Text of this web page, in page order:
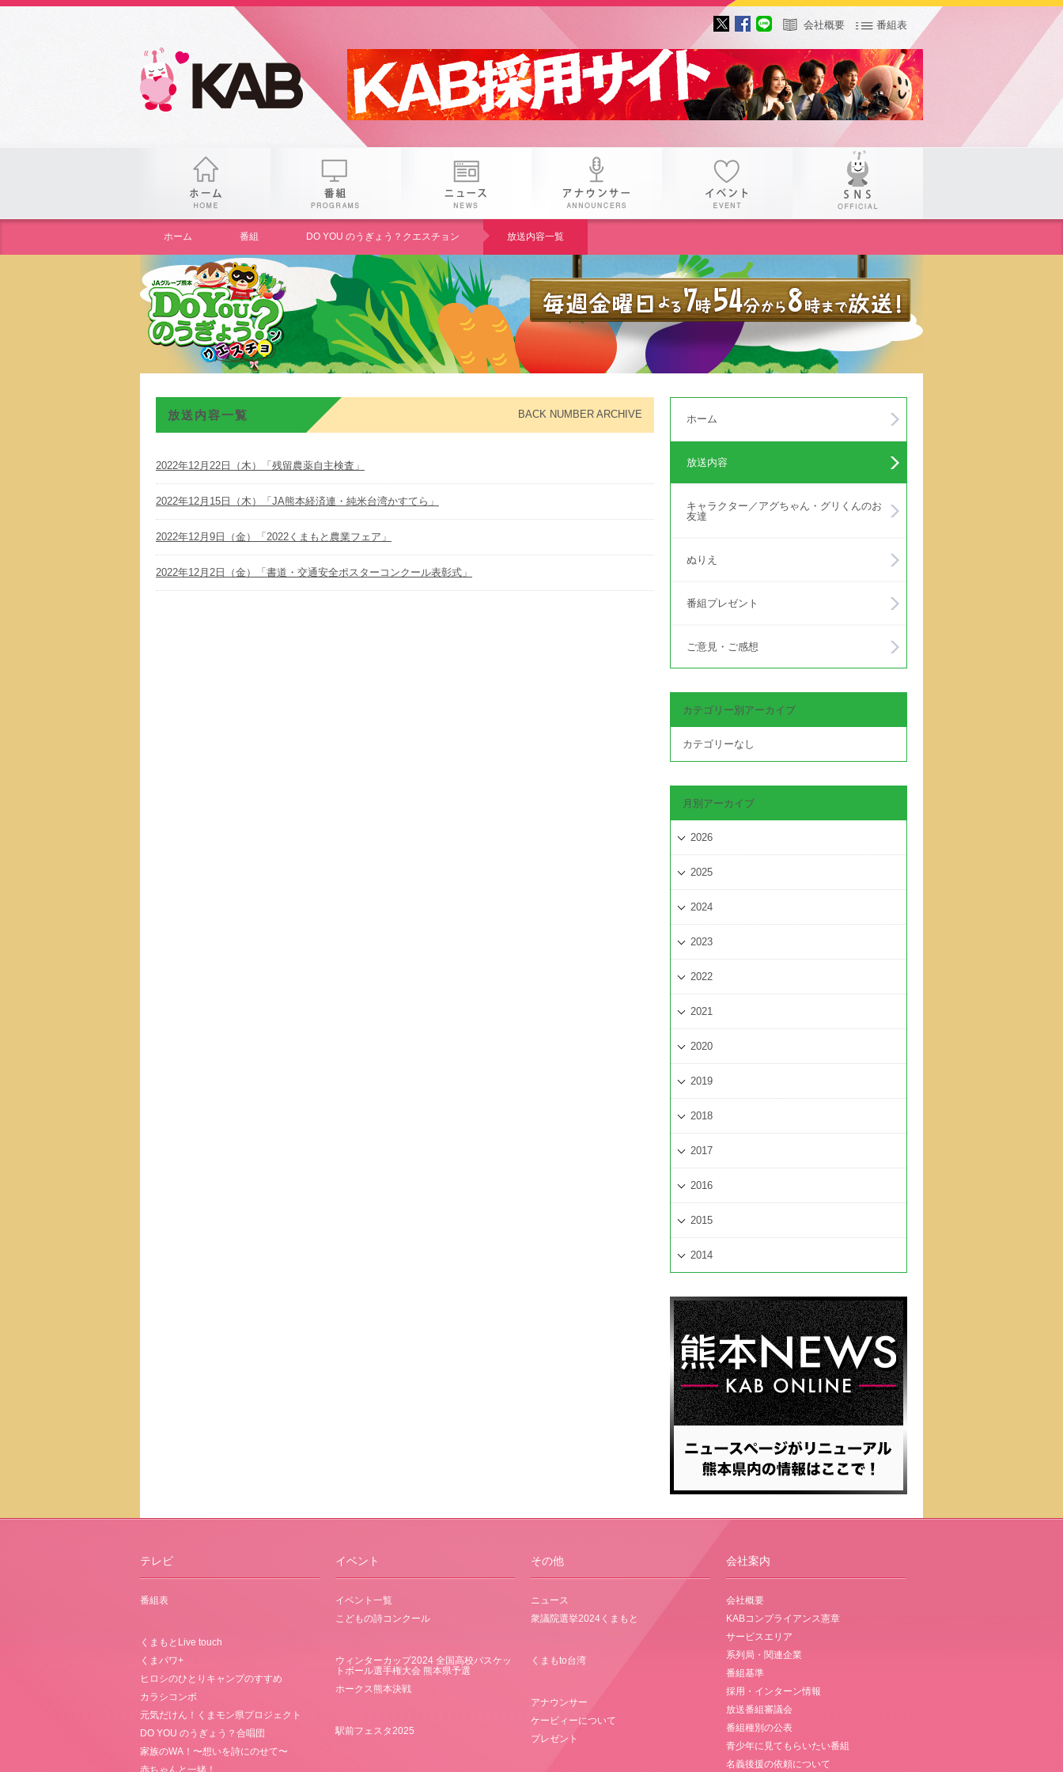
会社概要 番組表
gogo 25th KAB
ホーム 番組 DO YOU のうぎょう？クエスチョン 放送内容一覧
放送内容一覧 BACK NUMBER ARCHIVE
2022年12月22日（木）「残留農薬自主検査」
2022年12月15日（木）「JA熊本経済連・純米台湾かすてら」
2022年12月9日（金）「2022くまもと農業フェア」
2022年12月2日（金）「書道・交通安全ポスターコンクール表彰式」
ホーム
放送内容
キャラクター／アグちゃん・グリくんのお
友達
ぬりえ
番組プレゼント
ご意見・ご感想
カテゴリー別アーカイブ
カテゴリーなし
月別アーカイブ
2026
2025
2024
2023
2022
2021
2020
2019
2018
2017
2016
2015
2014
テレビ
番組表
くまもとLive touch
くまパワ+
ヒロシのひとりキャンプのすすめ
カラシコンボ
元気だけん！くまモン県プロジェクト
DO YOU のうぎょう？合唱団
家族のWA！〜想いを詩にのせて〜
赤ちゃんと一緒！
イベント
イベント一覧
こどもの詩コンクール
ウィンターカップ2024 全国高校バスケッ
トボール選手権大会 熊本県予選
ホークス熊本決戦
駅前フェスタ2025
その他
ニュース
衆議院選挙2024くまもと
くまもto台湾
アナウンサー
ケービィーについて
プレゼント
会社案内
会社概要
KABコンプライアンス憲章
サービスエリア
系列局・関連企業
番組基準
採用・インターン情報
放送番組審議会
番組種別の公表
青少年に見てもらいたい番組
名義後援の依頼について